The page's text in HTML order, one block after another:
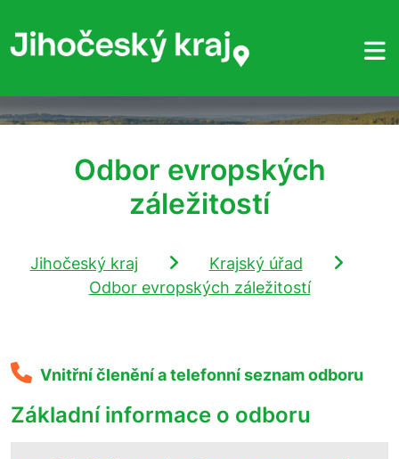
Odbor evropských
záležitostí
Jihočeský kraj
Krajský úřad
Odbor evropských záležitostí
Vnitřní členění a telefonní seznam odboru
Základní informace o odboru